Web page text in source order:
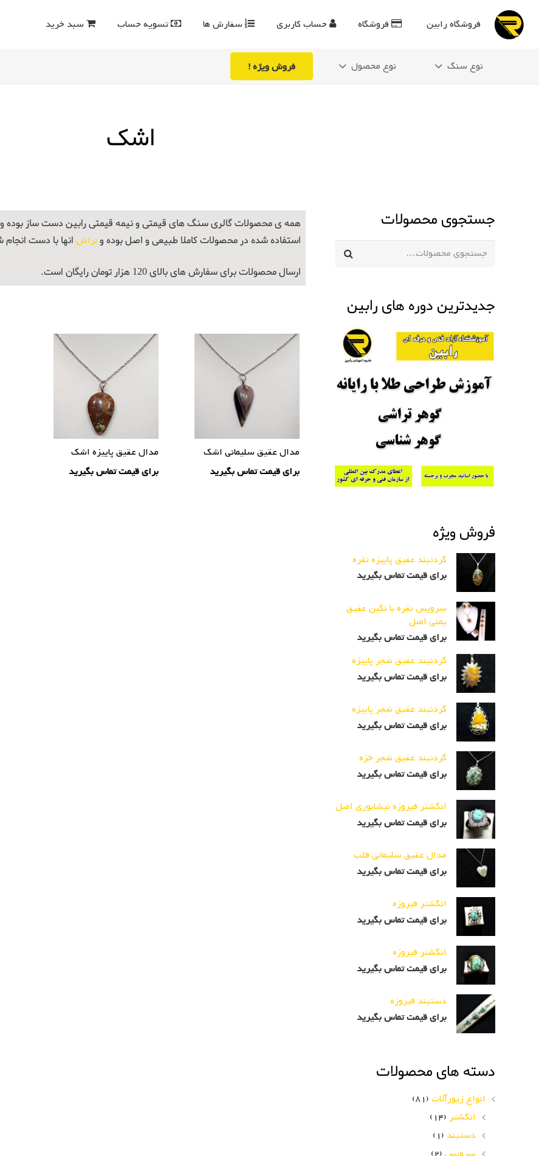
فروشگاه رابین فروشگاه حساب کاربری سفارش ها تسویه حساب سبد خرید
نوع سنگ نوع محصول فروش ویژه !
اشک
جستجوی محصولات
جستجو
جدیدترین دوره های رابین
فروش ویژه
گردنبند عقیق پاییزه نقره
برای قیمت تماس بگیرید
سرویس نقره با نگین عقیق
یمنی اصل
برای قیمت تماس بگیرید
گردنبند عقیق شجر پاییزه
برای قیمت تماس بگیرید
گردنبند عقیق شجر پاییزه
برای قیمت تماس بگیرید
گردنبند عقیق شجر خزه
برای قیمت تماس بگیرید
انگشتر فیروزه نیشابوری اصل
برای قیمت تماس بگیرید
مدال عقیق سلیمانی قلب
برای قیمت تماس بگیرید
انگشتر فیروزه
برای قیمت تماس بگیرید
انگشتر فیروزه
برای قیمت تماس بگیرید
دستبند فیروزه
برای قیمت تماس بگیرید
دسته های محصولات
انواع زیورآلات (81)
انگشتر (14)
دستبند (1)
همه ی محصولات گالری سنگ های قیمتی و نیمه قیمتی رابین دست ساز بوده
استفاده شده در محصولات کاملا طبیعی و اصل بوده وتراش انها با دست
ارسال محصولات برای سفارش های بالای 120 هزار تومان رایگان است.
مدال عقیق سلیمانی اشک
برای قیمت تماس بگیرید
مدال عقیق پاییزه اشک
برای قیمت تماس بگیرید